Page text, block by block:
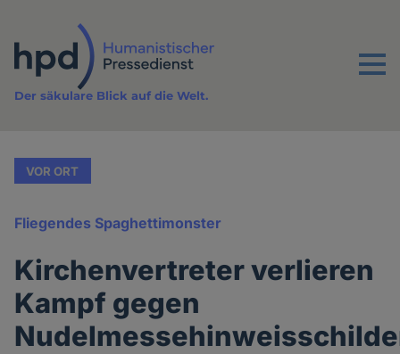
Inhalt
Menu
Der säkulare Blick auf die Welt.
VOR ORT
Fliegendes Spaghettimonster
Kirchenvertreter verlieren
Kampf gegen